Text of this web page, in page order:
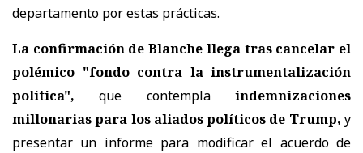
departamento por estas prácticas.
La confirmación de Blanche llega tras cancelar el
polémico "fondo contra la instrumentalización
política", que contempla indemnizaciones
millonarias para los aliados políticos de Trump, y
presentar un informe para modificar el acuerdo de